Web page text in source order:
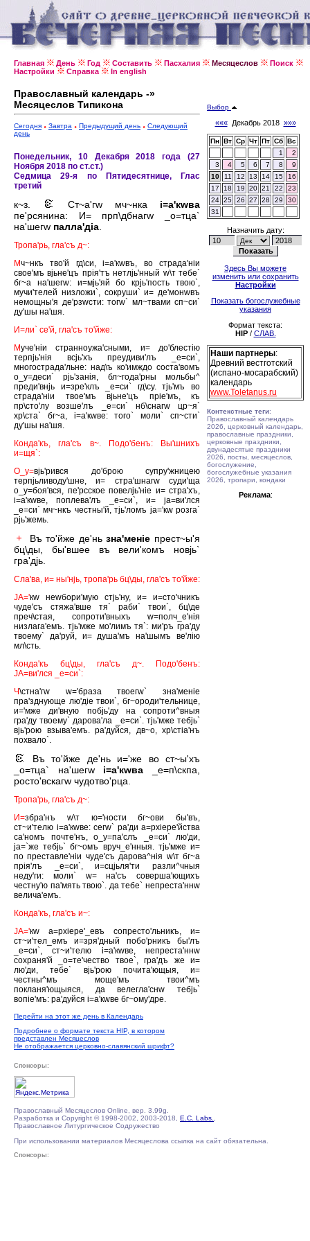
Главная День Год Составить Пасхалия Месяцеслов
Поиск
Настройки
Справка In english
Православный календарь -»
Месяцеслов Типикона
Сегодня Завтра Предыдущий день
Следующий
день
Понедельник, 10 Декабря 2018 года (27
Ноября 2018 по ст.ст.)
Седмица 29-я по Пятидесятнице, Глас
третий
к~з. Ст~а'гw мч~нка i=а'кwва
пе'рсянина: И= прп\дбнагw _о=тца`
на'шегw палла'дiа
Тропа'рь, гла'съ д~:
Мч~нкъ тво'й гд\си, i=а'кwвъ, во страда'нiи
свое'мъ вjьне'цъ прiя'тъ нетлjь'нный w\т тебе`
бг~а на'шегw: и=мjь'яй бо крjь'пость твою`,
мучи'телей низложи`, сокруши` и= де'монwвъ
немощны'я де'рзwсти: тогw` мл~твами сп~си`
ду'шы на'шя.
И=ли` се'й, гла'съ то'йже:
Муче'нiи странноужа'сными, и= до'блестiю
терпjь'нiя всjь'хъ преудиви'лъ _е=си`,
многострада'льне: над\ъ ко'имждо соста'вомъ
о_у=деси` рjь'занiя, бл~года'рны мольбы^
преди'внjь и=зре'клъ _е=си` гд\су. тjь'мъ во
страда'нiи твое'мъ вjьне'цъ прiе'мъ, къ
пр\сто'лу возше'лъ _е=си` нб\снагw цр~я`
хр\ста` бг~а, i=а'кwве: того` моли` сп~сти`
ду'шы на'шя.
Конда'къ, гла'съ в~. Подо'бенъ: Вы'шнихъ
и=щя`:
О_у=вjь'рився до'брою супру'жницею
терпjьливоду'шне, и= стра'шнагw суди'ща
о_у=боя'вся, пе'рсское повелjь'нiе и= стра'хъ,
i=а'кwве, поплева'лъ _е=си`, и= jа=ви'лся
_е=си` мч~нкъ честны'й, тjь'ломъ jа='кw розга`
рjь'жемь.
Въ то'йже де'ньзна'менiе прест~ы'я
бц\ды, бы'вшее въ вели'комъ новjь`
гра'дjь.
Сла'ва, и= ны'нjь, тропа'рь бц\ды, гла'съ то'йже:
JА='кw неwбори'мую стjь'ну, и= и=сто'чникъ
чуде'съ стяжа'вше тя` раби` твои`, бц\де
преч\стая, сопроти'вныхъ w=полч_е'нiя
низлага'емъ. тjь'мже мо'лимъ тя`: ми'ръ гра'ду
твоему` да'руй, и= душа'мъ на'шымъ ве'лiю
мл\сть.
Конда'къ бц\ды, гла'съ д~. Подо'бенъ:
JА=ви'лся _е=си`:
Ч\стна'гw w='браза твоегw` зна'менiе
пра'зднующе лю'дiе твои`, бг~ороди'тельнице,
и='мже ди'вную побjь'ду на сопроти^вныя
гра'ду твоему` дарова'ла _е=си`. тjь'мже тебjь`
вjь'рою взыва'емъ. ра'дуйся, дв~о, хр\стiа'нъ
похвало`.
Въ то'йже де'нь и='же во ст~ы'хъ
_о=тца` на'шегw i=а'кwва _е=п\скпа,
росто'вскагw чудотво'рца.
Тропа'рь, гла'съ д~:
И=збра'нъ w\т ю='ности бг~ови бы'въ,
ст~и'телю i=а'кwве: сегw` ра'ди а=рхiере'йства
са'номъ почте'нъ, о_у=па'слъ _е=си` лю'ди,
jа=`же тебjь` бг~омъ вруч_е'нныя. тjь'мже и=
по преставле'нiи чуде'съ дарова^нiя w\т бг~а
прiя'лъ _е=си`, и=сцjьля'ти разли^чныя
неду'ги: моли` w= на'съ соверша'ющихъ
честну'ю па'мять твою`. да тебе` непреста'ннw
велича'емъ.
Конда'къ, гла'съ и~:
JА='кw а=рхiере'_евъ сопресто'льникъ, и=
ст~и'тел_емъ и=зря'дный побо'рникъ бы'лъ
_е=си`, ст~и'телю i=а'кwве, непреста'ннw
сохраня'й _о=те'чество твое`, гра'дъ же и=
лю'ди, тебе` вjь'рою почита'ющыя, и=
честны^мъ моще'мъ твои^мъ
покланя'ющыяся, да велегла'снw тебjь`
вопiе'мъ: ра'дуйся i=а'кwве бг~ому'дре.
Перейти на этот же день в Календарь
Подробнее о формате текста HIP, в котором
представлен Месяцеслов
Не отображается церковно-славянский шрифт?
Выбор
«««Декабрь 2018 »»»
Пн Вт Ср Чт Пт Сб Вс
1
2
3
4 5 6 7 8
9
10
11 12 13 14 15
16
17
18 19 20 21 22
23
24 25 26 27 28 29
30
31
Назначить дату:
Здесь Вы можете
изменить или сохранить
Настройки
Показать богослужебные
указания
Формат текста:
HIP/ СЛАВ.
Наши партнеры:
Древний вестготский
(испано-мосарабский)
календарь
www.Toletanus.ru
Контекстные теги:
Православный календарь
2026, церковный календарь,
православные праздники,
церковные праздники,
двунадесятые праздники
2026, посты, месяцеслов,
богослужение,
богослужебные указания
2026, тропари, кондаки
Реклама:
Спонсоры:
Православный Месяцеслов Online, вер. 3.99g.
Разработка и Copyright © 1998-2002, 2003-2018, E.C. Labs.
Православное Литургическое Содружество
При использовании материалов Месяцеслова ссылка на сайт обязательна.
Спонсоры: